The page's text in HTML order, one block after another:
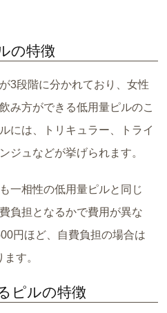
の特徴
3段階に分かれており、女性
み方ができる低用量ピルのこ
には、トリキュラー、トライ
ジュなどが挙げられます。
一相性の低用量ピルと同じ
負担となるかで費用が異な
円ほど、自費負担の場合は
す。
ピルの特徴